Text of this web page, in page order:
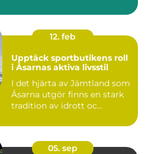
12. feb
Upptäck sportbutikens roll
i Åsarnas aktiva livsstil
I det hjärta av Jämtland som
Åsarna utgör finns en stark
tradition av idrott oc...
05. sep